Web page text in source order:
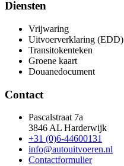
Diensten
Vrijwaring
Uitvoerverklaring (EDD)
Transitokenteken
Groene kaart
Douanedocument
Contact
Pascalstraat 7a
3846 AL Harderwijk
+31 (0)6-44600131
info@autouitvoeren.nl
Contactformulier